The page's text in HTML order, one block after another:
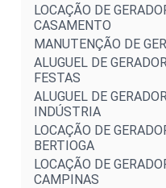
LOCAÇÃO DE
CASAMENTO
MANUTENÇÃO DE
ALUGUEL DE
FESTAS
ALUGUEL DE
INDÚSTRIA
LOCAÇÃO DE
BERTIOGA
LOCAÇÃO DE
CAMPINAS